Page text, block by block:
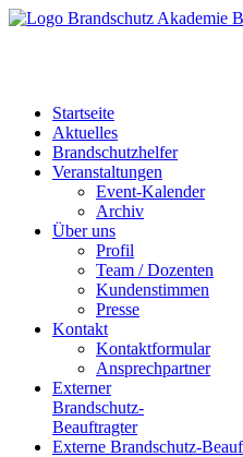
Startseite
Aktuelles
Brandschutzhelfer
Veranstaltungen
Event-Kalender
Archiv
Über uns
Profil
Team / Dozenten
Kundenstimmen
Presse
Kontakt
Kontaktformular
Ansprechpartner
Externer
Brandschutz-
Beauftragter
Externe Brandschutz-